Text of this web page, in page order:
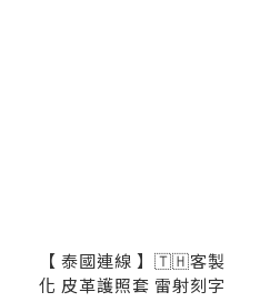
【 泰國連線 】🇹🇭客製
化 皮革護照套 雷射刻字